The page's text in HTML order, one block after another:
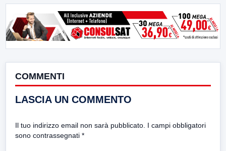
COMMENTI
LASCIA UN COMMENTO
Il tuo indirizzo email non sarà pubblicato. I campi obbligatori
sono contrassegnati *